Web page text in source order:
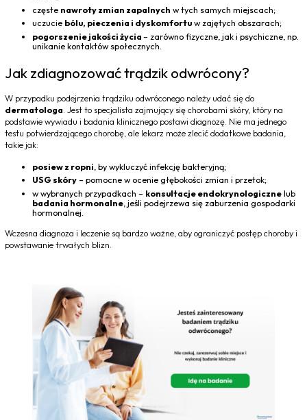
częste nawroty zmian zapalnych w tych samych miejscach;
uczucie bólu, pieczenia i dyskomfortuw zajętych obszarach;
pogorszenie jakości życia– zarówno fizyczne, jak i psychiczne, np.
unikanie kontaktów społecznych.
Jak zdiagnozować trądzik odwrócony?
W przypadku podejrzenia trądziku odwróconego należy udać się do
dermatologa. Jest to specjalista zajmujący się chorobami skóry, który na
podstawie wywiadu i badania klinicznego postawi diagnozę. Nie ma jednego
testu potwierdzającego chorobę, ale lekarz może zlecić dodatkowe badania,
takie jak:
posiew z ropni , by wykluczyć infekcję bakteryjną;
USG skóry– pomocne w ocenie głębokości zmian i przetok;
w wybranych przypadkach – konsultacje endokrynologicznelub
badania hormonalne , jeśli podejrzewa się zaburzenia gospodarki
hormonalnej.
Wczesna diagnoza i leczenie są bardzo ważne, aby ograniczyć postęp choroby i
powstawanie trwałych blizn.